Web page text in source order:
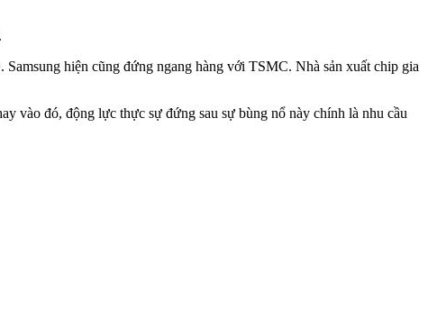
hiện cũng đứng ngang hàng với TSMC. Nhà sản xuất chip gia
vào đó, động lực thực sự đứng sau sự bùng nổ này chính là nhu cầu